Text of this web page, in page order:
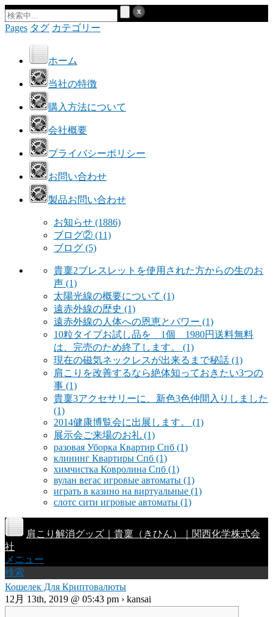
Pages タグ カテゴリー
ホーム
当社の特徴
購入方法について
会社概要
プライバシーポリシー
お問い合わせ
製品お問い合わせ
お知らせ (1886)
ブログ② (11)
ブログ (5)
貴稟2ブレスレットを使用された方からの生のお
声 (1)
太陽光線の概要について (1)
遠赤外線の歴史 (1)
遠赤外線の人体への恩恵とパワー (1)
10粒タイプお試し品を 1個 1980円送料無料
は、完売のため終了します。 (1)
現在の磁気ネックレスが出来るまで秘話 (1)
肩こりを改善するなら絶体知っておきたい3つの
事 (1)
貴稟3アクセサリーに、新色3色仲間入りしました
(1)
2014健康博覧会に出展します。 (1)
展示会ご来場のお礼 (1)
разовая Уборка Квартир Спб (1)
клининг Квартиры Спб (1)
химчистка Ковролина Спб (1)
вулан вегас игровые автоматы (1)
играть в казино на виртуальные (1)
слотс сити игровые автоматы (1)
肩こり解消グッズ｜貴稟（きひん）｜関西化学株式会
社
メニュー
検索
Кошелек Для Криптовалюты
12月 13th, 2019 @ 05:43 pm › kansai